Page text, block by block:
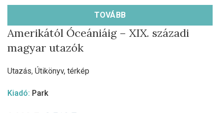
TOVÁBB
Amerikától Óceániáig – XIX. századi
magyar utazók
Utazás, Útikönyv, térkép
Kiadó: Park